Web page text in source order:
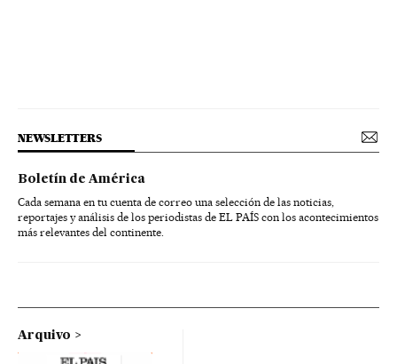
NEWSLETTERS
Boletín de América
Cada semana en tu cuenta de correo una selección de las noticias,
reportajes y análisis de los periodistas de EL PAÍS con los acontecimientos
más relevantes del continente.
Arquivo